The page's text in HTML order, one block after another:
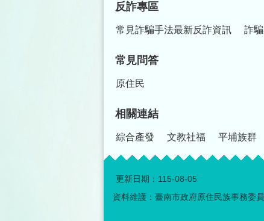
反詐專區
常見詐騙手法最新反詐資訊 詐
常見問答
原住民
相關連結
綜合產發 文教社福 平埔族群
更新日期： 115-08-05
資料維護：臺南市政府原住民族事務委